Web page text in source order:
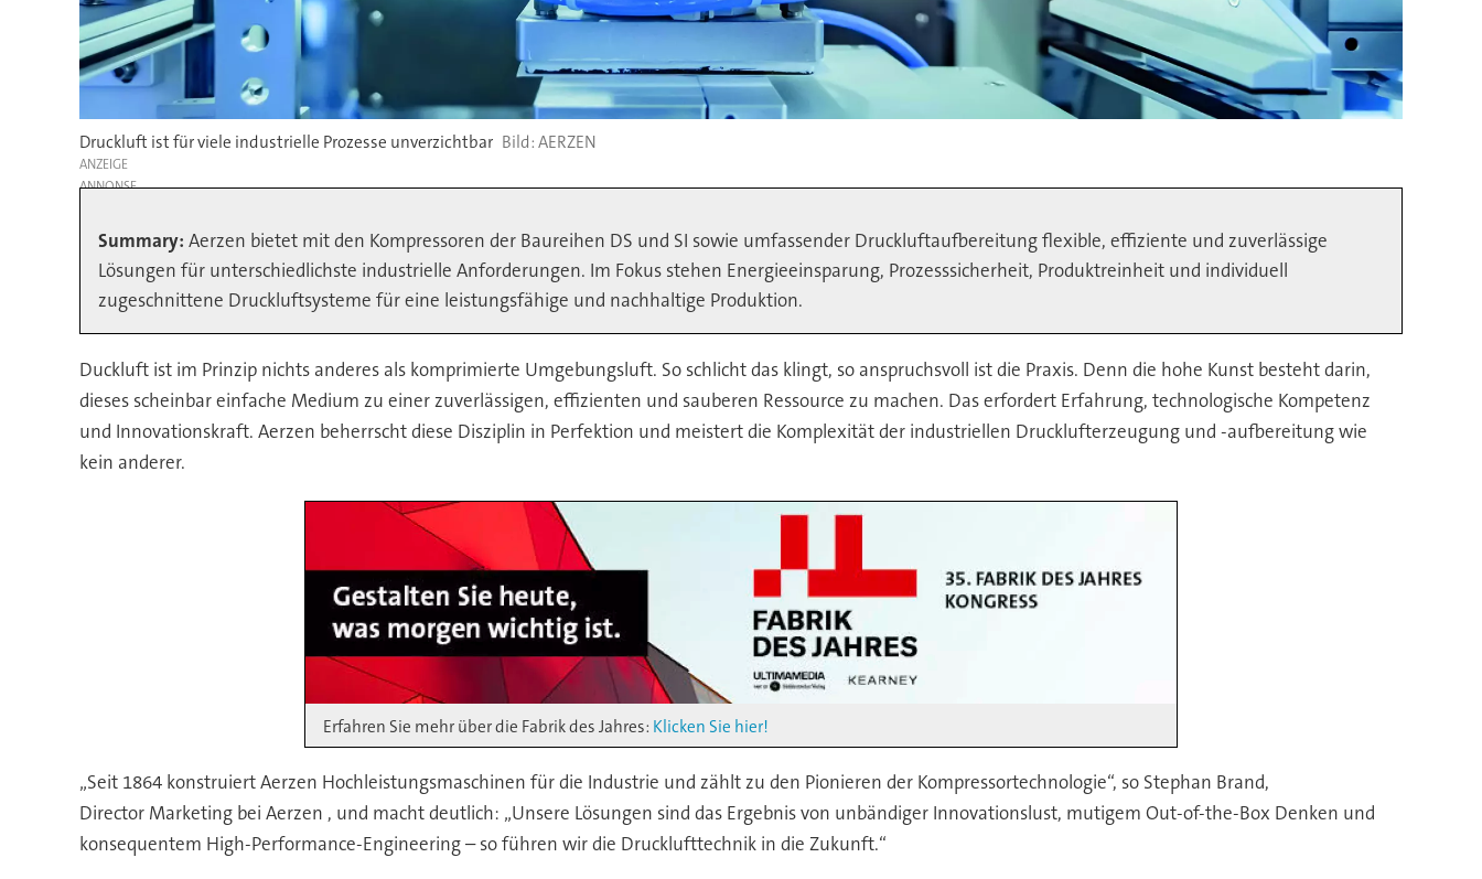
Druckluft ist für viele industrielle Prozesse unverzichtbar AERZEN
ANZEIGE
Summary: Aerzen bietet mit den Kompressoren der Baureihen DS und SI sowie umfassender Druckluftaufbereitung flexible, effiziente und zuverlässige
Lösungen für unterschiedlichste industrielle Anforderungen. Im Fokus stehen Energieeinsparung, Prozesssicherheit, Produktreinheit und individuell
zugeschnittene Druckluftsysteme für eine leistungsfähige und nachhaltige Produktion.
Duckluft ist im Prinzip nichts anderes als komprimierte Umgebungsluft. So schlicht das klingt, so anspruchsvoll ist die Praxis. Denn die hohe Kunst besteht darin,
dieses scheinbar einfache Medium zu einer zuverlässigen, effizienten und sauberen Ressource zu machen. Das erfordert Erfahrung, technologische Kompetenz
und Innovationskraft. Aerzen beherrscht diese Disziplin in Perfektion und meistert die Komplexität der industriellen Drucklufterzeugung und -aufbereitung wie
kein anderer.
Erfahren Sie mehr über die Fabrik des Jahres: Klicken Sie hier!
„Seit 1864 konstruiert Aerzen Hochleistungsmaschinen für die Industrie und zählt zu den Pionieren der Kompressortechnologie“, so Stephan Brand,
Director Marketing bei Aerzen , und macht deutlich: „Unsere Lösungen sind das Ergebnis von unbändiger Innovationslust, mutigem Out-of-the-Box Denken und
konsequentem High-Performance-Engineering – so führen wir die Drucklufttechnik in die Zukunft.“